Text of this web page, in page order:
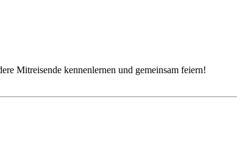
Mitreisende kennenlernen und gemeinsam feiern!